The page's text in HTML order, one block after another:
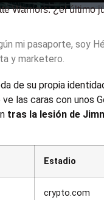
Warriors: ¿el último
mi pasaporte, soy
y marketero.
de su propia
las caras con unos
tras la lesión de
Estadio
crypto.com